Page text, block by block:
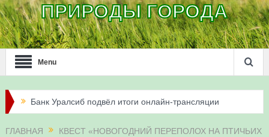
ПРИРОДЫ ГОРОДА
Menu
Банк Уралсиб подвёл итоги онлайн-трансляции
жизни сапсанов в Уфе в 2026 году
ГЛАВНАЯ
КВЕСТ «НОВОГОДНИЙ ПЕРЕПОЛОХ НА ПТИЧЬИХ